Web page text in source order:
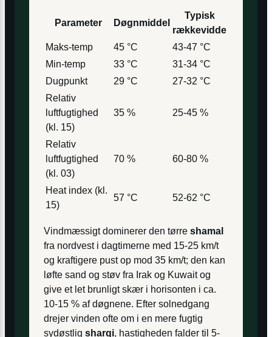
Parameter Døgnmiddel
Typisk
rækkevidde
Maks-temp
45 °C
43-47 °C
Min-temp
33 °C
31-34 °C
Dugpunkt
29 °C
27-32 °C
Relativ
luftfugtighed
(kl. 15)
35 % 25-45 %
Relativ
luftfugtighed
(kl. 03)
70 % 60-80 %
Heat index (kl.
15)
57 °C 52-62 °C
Vindmæssigt dominerer den tørre shamal
fra nordvest i dagtimerne med 15-25 km/t
og kraftigere pust op mod 35 km/t; den kan
løfte sand og støv fra Irak og Kuwait og
give et let brunligt skær i horisonten i ca.
10-15 % af døgnene. Efter solnedgang
drejer vinden ofte om i en mere fugtig
sydøstlig sharqi, hastigheden falder til 5-